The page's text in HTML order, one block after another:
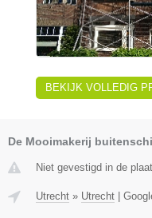
BEKIJK VOLLEDIG
De Mooimakerij
Niet gevestigd in de
Utrecht » Utrecht